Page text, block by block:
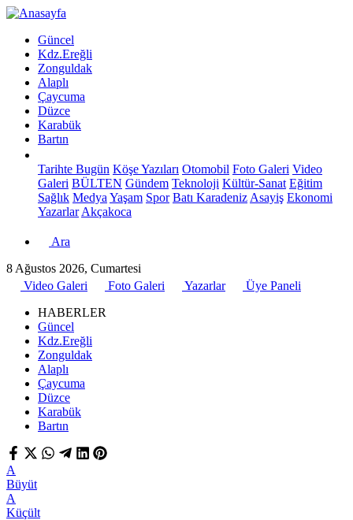
Güncel
Kdz.Ereğli
Zonguldak
Alaplı
Çaycuma
Düzce
Karabük
Bartın
Tarihte Bugün Köşe Yazıları Otomobil Foto Galeri Video
Galeri BÜLTEN Gündem Teknoloji Kültür-Sanat Eğitim
Sağlık Medya Yaşam Spor Batı Karadeniz Asayiş Ekonomi
Yazarlar Akçakoca
Ara
8 Ağustos 2026, Cumartesi
Video Galeri
Foto Galeri Yazarlar
Üye Paneli
HABERLER
Güncel
Kdz.Ereğli
Zonguldak
Alaplı
Çaycuma
Düzce
Karabük
Bartın
A
Büyüt
A
Küçült